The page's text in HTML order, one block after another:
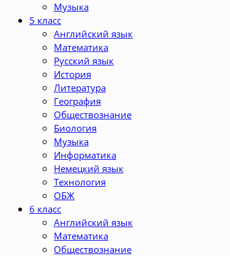
Музыка
5 класс
Английский язык
Математика
Русский язык
История
Литература
География
Обществознание
Биология
Музыка
Информатика
Немецкий язык
Технология
ОБЖ
6 класс
Английский язык
Математика
Обществознание